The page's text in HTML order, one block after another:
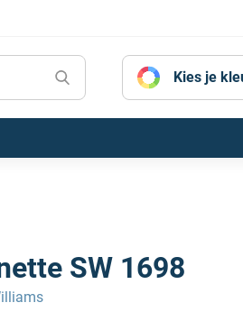
Kies je
SW 1698